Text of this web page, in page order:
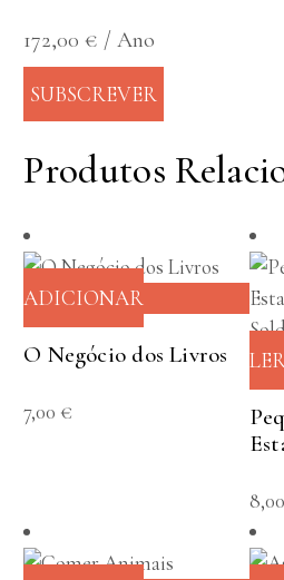
172,00€ / Ano
SUBSCREVER
Produtos
ADICIONAR
O Negócio dos Livros
7,00 €
8,00